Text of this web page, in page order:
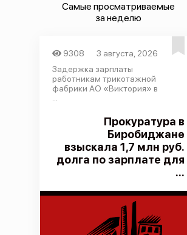
Самые просматриваемые
за неделю
9308
3 августа, 2026
Задержка зарплаты
работникам трикотажной
фабрики АО «Виктория» в
Прокуратура в
Биробиджане
взыскала 1,7 млн руб.
долга по зарплате для
...